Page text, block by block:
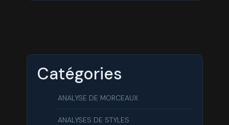
Catégories
ANALYSE DE MORCEAUX
ANALYSES DE STYLES